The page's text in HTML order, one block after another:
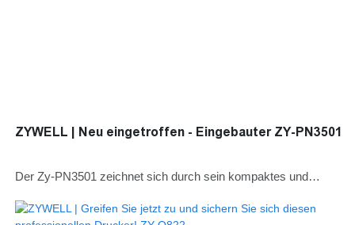
ZYWELL | Neu eingetroffen - Eingebauter ZY-PN3501
Der Zy-PN3501 zeichnet sich durch sein kompaktes und
leichtes Gehäuse (132 × 115,5 × 93 mm, nur 0,4 kg) aus und
benötigt daher in beengten Anschlusskästen wenig Platz. Der